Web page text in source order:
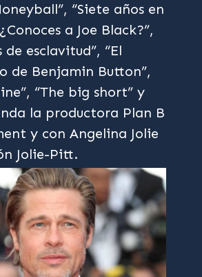
“Siete años en
a Joe Black?”,
de esclavitud”, “El
de Benjamin Button”,
“The big short” y
la productora Plan B
y con Angelina Jolie
Jolie-Pitt.